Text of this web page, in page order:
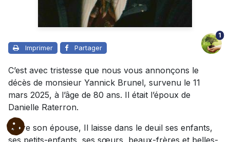
Imprimer Partager
1
C’est avec tristesse que nous vous annonçons le
décès de monsieur Yannick Brunel, survenu le 11
mars 2025, à l’âge de 80 ans. Il était l’époux de
Danielle Raterron.
Outre son épouse, Il laisse dans le deuil ses enfants,
ses petits-enfants, ses sœurs, beaux-frères et belles-